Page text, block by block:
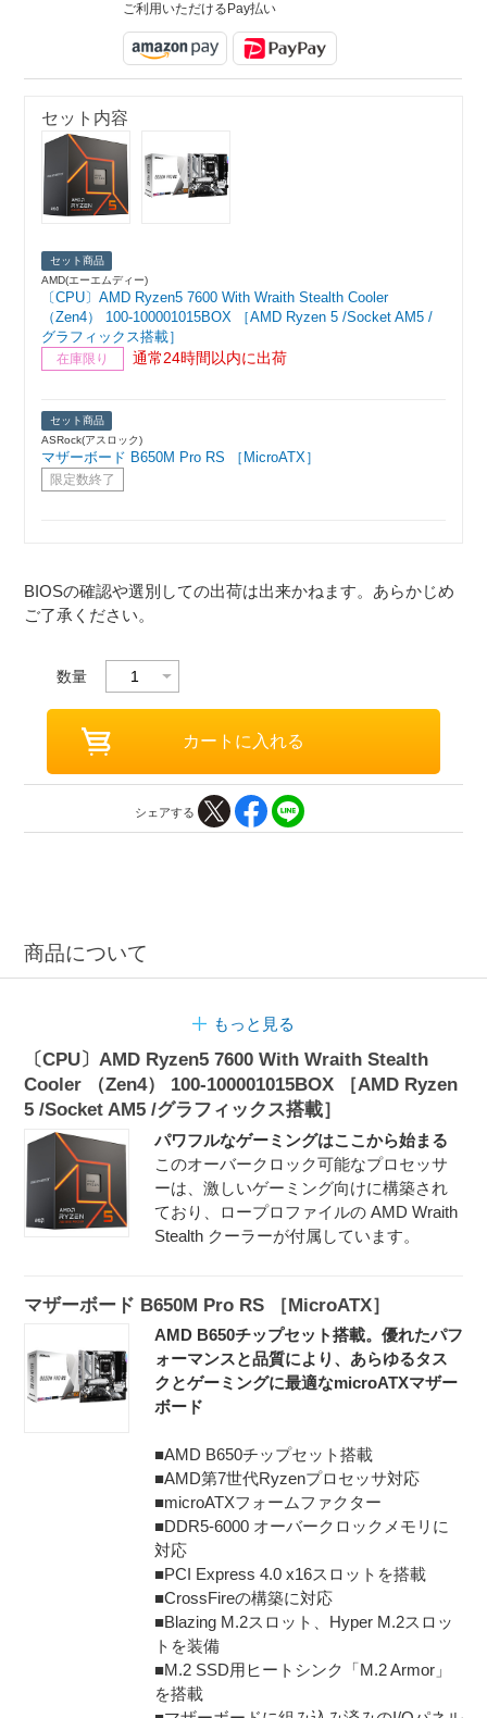
ご利用いただけるPay払い
セット内容
セット商品
AMD(エーエムディー)
〔CPU〕AMD Ryzen5 7600 With Wraith Stealth Cooler
（Zen4） 100-100001015BOX ［AMD Ryzen 5 /Socket AM5 /
グラフィックス搭載］
在庫限り 通常24時間以内に出荷
セット商品
ASRock(アスロック)
マザーボード B650M Pro RS ［MicroATX］
限定数終了
BIOSの確認や選別しての出荷は出来かねます。あらかじめ
ご了承ください。
数量
シェアする
商品について
もっと見る
〔CPU〕AMD Ryzen5 7600 With Wraith Stealth
Cooler （Zen4） 100-100001015BOX ［AMD Ryzen
5 /Socket AM5 /グラフィックス搭載］
パワフルなゲーミングはここから始まる
このオーバークロック可能なプロセッサ
ーは、激しいゲーミング向けに構築され
ており、ロープロファイルの AMD Wraith
Stealth クーラーが付属しています。
マザーボード B650M Pro RS ［MicroATX］
AMD B650チップセット搭載。優れたパフ
ォーマンスと品質により、あらゆるタス
クとゲーミングに最適なmicroATXマザー
ボード
■AMD B650チップセット搭載
■AMD第7世代Ryzenプロセッサ対応
■microATXフォームファクター
■DDR5-6000 オーバークロックメモリに
対応
■PCI Express 4.0 x16スロットを搭載
■CrossFireの構築に対応
■Blazing M.2スロット、Hyper M.2スロッ
トを装備
■M.2 SSD用ヒートシンク「M.2 Armor」
を搭載